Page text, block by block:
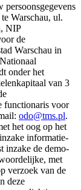
Warschau, ul.
NIP
de
Warschau in
onder het
van 3
functionaris voor
odo@tms.pl.
het oog op het
informatie-
inzake de demo-
met
verzoek van de
deze